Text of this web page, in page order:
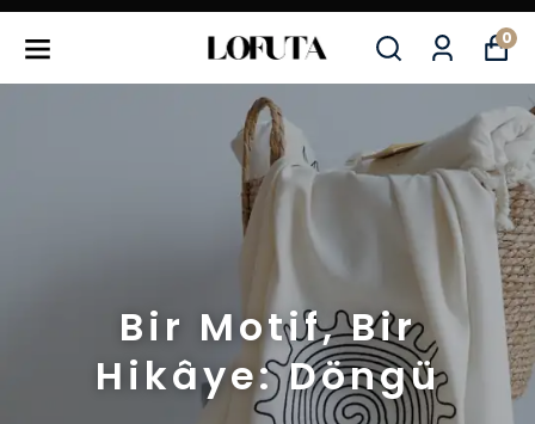
0
Bir Motif, Bir
Hikâye: Döngü